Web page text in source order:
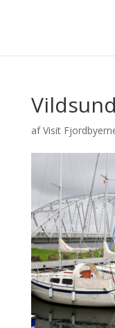
afVisit